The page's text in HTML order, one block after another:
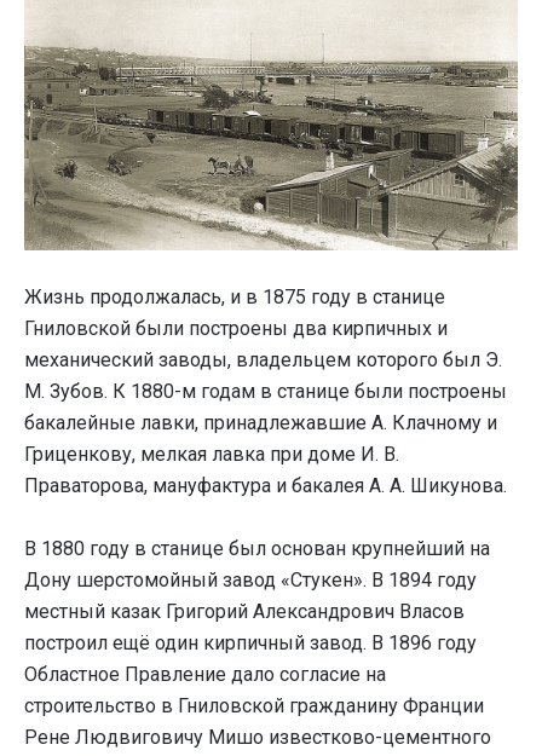
Жизнь продолжалась, и в 1875 году в станице
Гниловской были построены два кирпичных и
механический заводы, владельцем которого был Э.
М. Зубов. К 1880-м годам в станице были построены
бакалейные лавки, принадлежавшие А. Клачному и
Гриценкову, мелкая лавка при доме И. В.
Праваторова, мануфактура и бакалея А. А. Шикунова.
В 1880 году в станице был основан крупнейший на
Дону шерстомойный завод «Стукен». В 1894 году
местный казак Григорий Александрович Власов
построил ещё один кирпичный завод. В 1896 году
Областное Правление дало согласие на
строительство в Гниловской гражданину Франции
Рене Людвиговичу Мишо известково-цементного